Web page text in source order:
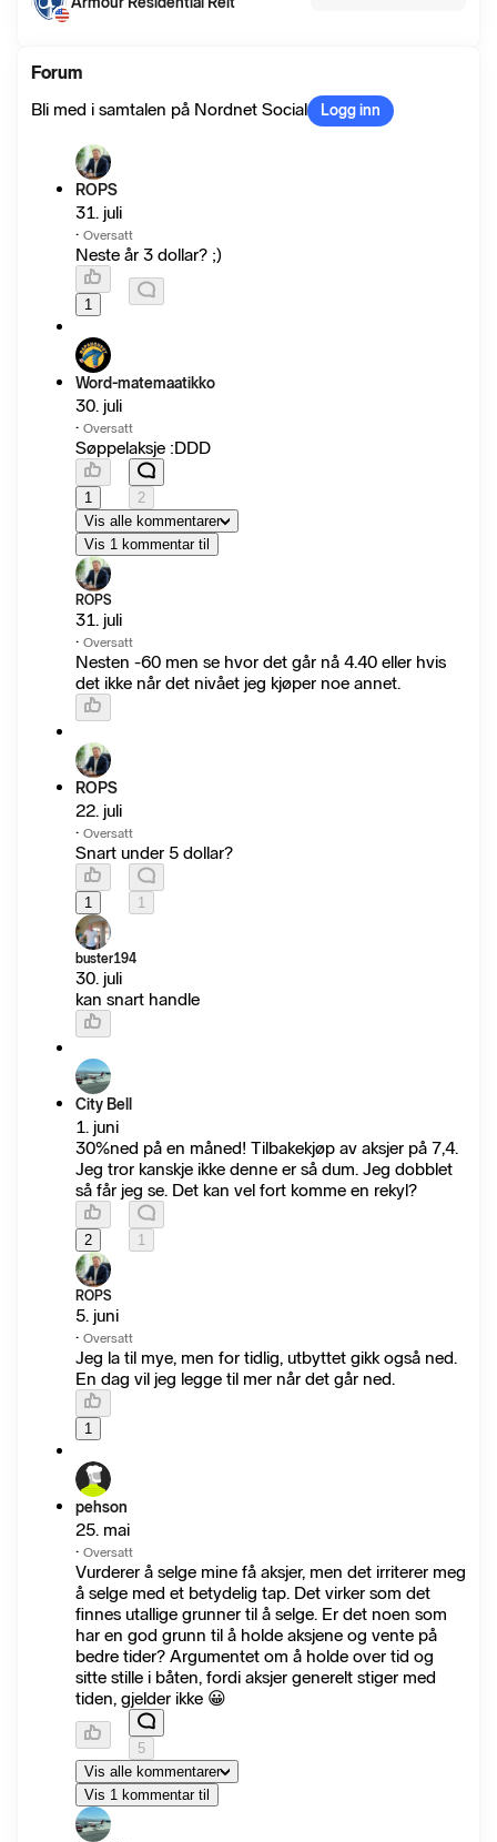
Forum
Bli med i samtalen på Nordnet Social
Logg inn
ROPS
31. juli
· Oversatt
Neste år 3 dollar? ;)
1
Word-matemaatikko
30. juli
· Oversatt
Søppelaksje :DDD
1
2
Vis alle kommentarer
Vis 1 kommentar til
ROPS
31. juli
· Oversatt
Nesten -60 men se hvor det går nå 4.40 eller hvis
det ikke når det nivået jeg kjøper noe annet.
ROPS
22. juli
· Oversatt
Snart under 5 dollar?
1 1
buster194
30. juli
kan snart handle
City Bell
1. juni
30%ned på en måned! Tilbakekjøp av aksjer på 7,4.
Jeg tror kanskje ikke denne er så dum. Jeg dobblet
så får jeg se. Det kan vel fort komme en rekyl?
2 1
ROPS
5. juni
· Oversatt
Jeg la til mye, men for tidlig, utbyttet gikk også ned.
En dag vil jeg legge til mer når det går ned.
1
pehson
25. mai
· Oversatt
Vurderer å selge mine få aksjer, men det irriterer meg
å selge med et betydelig tap. Det virker som det
finnes utallige grunner til å selge. Er det noen som
har en god grunn til å holde aksjene og vente på
bedre tider? Argumentet om å holde over tid og
sitte stille i båten, fordi aksjer generelt stiger med
tiden, gjelder ikke 😀
5
Vis alle kommentarer
Vis 1 kommentar til